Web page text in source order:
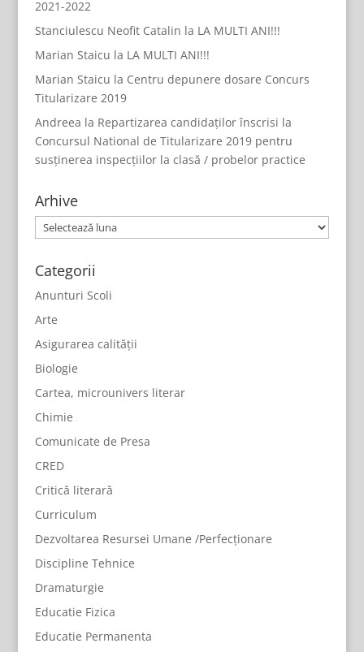
2021-2022
Stanciulescu Neofit Catalin la LA MULTI ANI!!!
Marian Staicu la LA MULTI ANI!!!
Marian Staicu la Centru depunere dosare Concurs
Titularizare 2019
Andreea la Repartizarea candidaților înscrisi la
Concursul National de Titularizare 2019 pentru
susținerea inspecțiilor la clasă / probelor practice
Arhive
Arhive
Categorii
Anunturi Scoli
Arte
Asigurarea calității
Biologie
Cartea, microunivers literar
Chimie
Comunicate de Presa
CRED
Critică literară
Curriculum
Dezvoltarea Resursei Umane /Perfecționare
Discipline Tehnice
Dramaturgie
Educatie Fizica
Educatie Permanenta